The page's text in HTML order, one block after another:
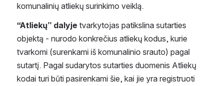
komunalinių atliekų surinkimo veiklą.
“Atliekų” dalyje tvarkytojas patikslina sutarties
objektą - nurodo konkrečius atliekų kodus, kurie
tvarkomi (surenkami iš komunalinio srauto) pagal
sutartį. Pagal sudarytos sutarties duomenis Atliekų
kodai turi būti pasirenkami šie, kai jie yra registruoti